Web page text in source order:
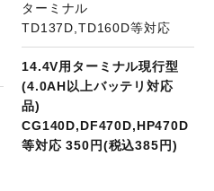
ターミナル
TD137D,TD160D等対応
14.4V用ターミナル現行型
(4.0AH以上バッテリ対応
品)
CG140D,DF470D,HP470D
等対応 350円(税込385円)